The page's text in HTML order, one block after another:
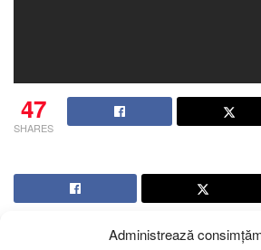
Administrează
47
SHARES